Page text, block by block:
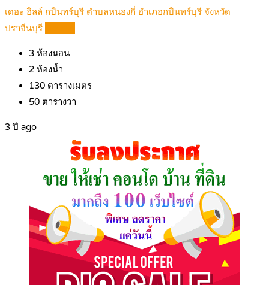
เดอะ ฮิลล์ กบินทร์บุรี ตำบลหนองกี่ อำเภอกบินทร์บุรี จังหวัด
ปราจีนบุรี
3 ห้องนอน
2 ห้องน้ำ
130 ตารางเมตร
50 ตารางวา
3 ปี ago